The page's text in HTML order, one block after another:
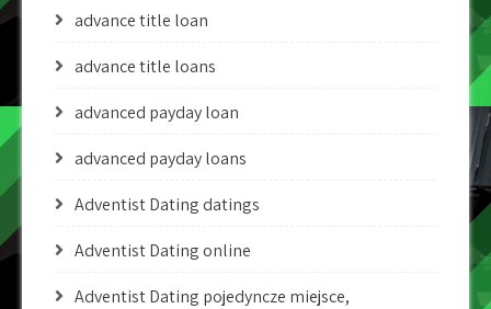
advance title loan
advance title loans
advanced payday loan
advanced payday loans
Adventist Dating datings
Adventist Dating online
Adventist Dating pojedyncze miejsce,